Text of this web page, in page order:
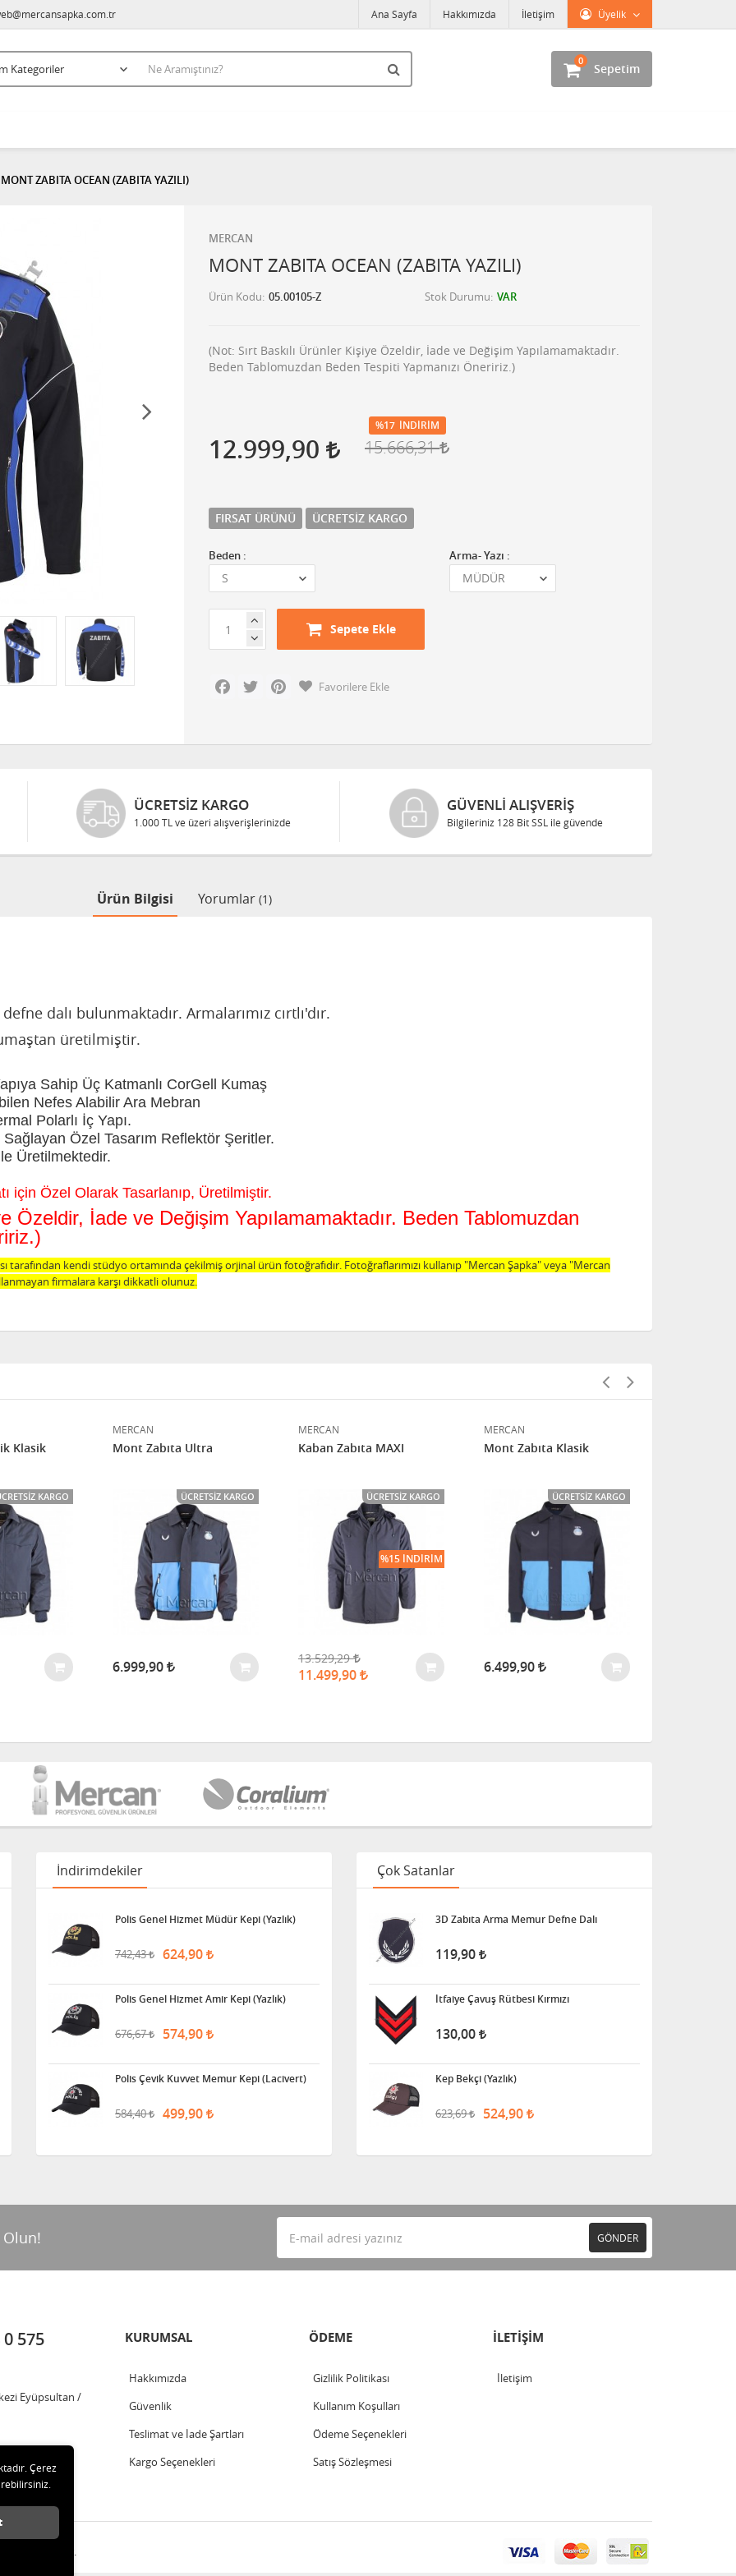
Üyelik
Ana Sayfa Hakkımızda İletişim
Sepetim
0
MONT ZABITA OCEAN (ZABITA YAZILI)
MERCAN
MONT ZABITA OCEAN (ZABITA YAZILI)
Ürün Kodu 05.00105-Z Stok Durumu VAR
(Not: Sırt Baskılı Ürünler Kişiye Özeldir, İade ve Değişim Yapılamamaktadır.
Beden Tablomuzdan Beden Tespiti Yapmanızı Öneririz.)
12.999,90
%17 İNDIRIM
15.666,31
FIRSAT ÜRÜNÜ ÜCRETSIZ KARGO
Beden : Arma- Yazı :
Sepete Ekle
Facebook
Twitter PinterestFavorilere Ekle
ÜCRETSIZ KARGO
1.000 TL ve üzeri alışverişlerinizde
GÜVENLI ALIŞVERIŞ
Bilgileriniz 128 Bit SSL ile güvende
Ürün Bilgisi Yorumlar (1)
dalı bulunmaktadır. Armalarımız cırtlı'dır.
üretilmiştir.
Sahip Üç Katmanlı CorGell Kumaş
Nefes Alabilir Ara Mebran
Polarlı İç Yapı.
Özel Tasarım Reflektör Şeritler.
Üretilmektedir.
için Özel Olarak Tasarlanıp, Üretilmiştir.
Özeldir, İade ve Değişim Yapılamamaktadır. Beden Tablomuzdan
kendi stüdyo ortamında çekilmiş orjinal ürün fotoğrafıdır. Fotoğraflarımızı kullanıp "Mercan Şapka" veya "Mercan
firmalara karşı dikkatli olunuz.
Klasik
KARGO
MERCAN
Mont Zabıta Ultra
ÜCRETSIZ KARGO
6.999,90
MERCAN
Kaban Zabıta MAXI
ÜCRETSIZ KARGO
13.529,29
11.499,90
%15 İNDIRIM
MERCAN
Mont Zabıta Klasik
ÜCRETSIZ KARGO
6.499,90
İndirimdekiler
Polis Genel Hizmet Müdür Kepi (Yazlık)
742,43 624,90
Polis Genel Hizmet Amir Kepi (Yazlık)
676,67 574,90
Polis Çevik Kuvvet Memur Kepi (Lacivert)
584,40 499,90
Çok Satanlar
3D Zabıta Arma Memur Defne Dalı
119,90
İtfaiye Çavuş Rütbesi Kırmızı
130,00
Kep Bekçi (Yazlık)
623,69 524,90
GÖNDER
575
Eyüpsultan /
KURUMSAL
Hakkımızda
Güvenlik
Teslimat ve İade Şartları
Kargo Seçenekleri
ÖDEME
Gizlilik Politikası
Kullanım Koşulları
Ödeme Seçenekleri
Satış Sözleşmesi
İLETİŞİM
İletişim
saklıdır.
Çerez